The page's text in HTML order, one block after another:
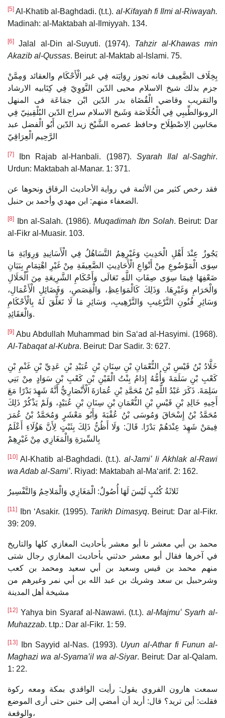
[5] Al-Khatib al-Baghdadi. (t.t.). al-Kifayah fi Ilmi al-Riwayah.
Madinah: al-Maktabah al-Ilmiyyah. 134.
[6] Jalal al-Din al-Suyuti. (1974). Tahzir al-Khawas min
Akazib al-Qussas. Beirut: al-Maktab al-Islami. 75.
بِخِلَاف الضَّعِيف فانه تجوز رِوَايَته فِي غير الْأَحْكَام والعقائد وَمِمَّنْ
جزم بذلك شيخ الاسلام محيى الدّين النَّوَوِيّ فِي كِتَابيه الارشاد
والتقريب وقاضي الْقُضَاة بدر الدّين ابْن جمَاعَة فى المنهل
الروىوَالطِّيبِي فِي الْخُلَاصَة وَشَيخ الاسلام سراج الدّين البُلْقِينِيّ فِي
محَاسِن الِاصْطِلَاح وحافظ عصره الشَّيْخ زيد الدّين أَبُو الْفضل عبد
الرَّحِيم الْعِرَاقِيّ
[7] Ibn Rajab al-Hanbali. (1987). Syarah Ilal al-Saghir.
Urdun: Maktabah al-Manar. 1: 371.
فقد رخص كثير من الأئمة في رواية الأحاديث الرقاق ونحوها عن
الضعفاء منهم: ابن مهدي وأحمد بن حنبل.
[8] Ibn al-Salah. (1986). Muqadimah Ibn Solah. Beirut: Dar
al-Fikr al-Muasir. 103.
يَجُوزُ عِنْدَ أَهْلِ الْحَدِيثِ وَغَيْرِهِمُ التَّسَاهُلُ فِي الْأَسَانِيدِ وَرِوَايَةِ مَا
سِوَى الْمَوْضُوعِ مِنْ أَنْوَاعِ الْأَحَادِيثِ الضَّعِيفَةِ مِنْ غَيْرِ اهْتِمَامٍ بِبَيَانِ
ضَعْفِهَا فِيمَا سِوَى صِفَاتِ اللَّهِ تَعَالَى وَأَحْكَامِ الشَّرِيعَةِ مِنَ الْحَلَالِ
وَالْحَرَامِ وَغَيْرِهَا. وَذَلِكَ كَالْمَوَاعِظِ، وَالْقِصَصِ، وَفَضَائِلِ الْأَعْمَالِ،
وَسَائِرِ فُنُونِ التَّرْغِيبِ وَالتَّرْهِيبِ، وَسَائِرِ مَا لَا تَعَلُّقَ لَهُ بِالْأَحْكَامِ
وَالْعَقَائِدِ.
[9] Abu Abdullah Muhammad bin Saʻad al-Hasyimi. (1968).
Al-Tabaqat al-Kubra. Beirut: Dar Sadir. 3: 627.
خَلَّادُ بْنُ قَيْسِ بْنِ النُّعْمَانِ بْنِ سِنَانِ بْنِ عُبَيْدِ بْنِ عَدِيِّ بْنِ غَنْمِ بْنِ
كَعْبِ بْنِ سَلَمَةَ وَأُمُّهُ إِدَامُ بِنْتُ الْقَيْنِ بْنِ كَعْبِ بْنِ سَوَادٍ مِنْ بَنِي
سَلِمَةَ. ذَكَرَ عَبْدُ اللَّهِ بْنُ مُحَمَّدِ بْنِ عُمَارَةَ الْأَنْصَارِيُّ أَنَّهُ شَهِدَ بَدْرًا مَعَ
أَخِيهِ خَالِدِ بْنِ قَيْسِ بْنِ النُّعْمَانِ بْنِ سِنَانِ بْنِ عُبَيْدٍ، وَلَمْ يَذْكُرْ ذَلِكَ
مُحَمَّدُ بْنُ إِسْحَاقَ وَمُوسَى بْنُ عُقْبَةَ وَأَبُو مَعْشَرٍ وَمُحَمَّدُ بْنُ عُمَرَ
فِيمَنْ شَهِدَ عِنْدَهُمْ بَدْرًا. قَالَ: وَلَا أَظُنُّ ذَلِكَ بِثَبْتٍ لِأَنَّ هَؤُلَاءِ أَعْلَمُ
بِالسِّيرَةِ وَالْمَغَازِي مِنْ غَيْرِهِمْ
[10] Al-Khatib al-Baghdadi. (t.t.). al-Jamiʻ li Akhlak al-Rawi
wa Adab al-Samiʻ. Riyad: Maktabah al-Maʻarif. 2: 162.
ثَلاثَةُ كُتُبٍ لَيْسَ لَهَا أُصُولٌ: الْمَغَازِي وَالْمَلاحِمُ وَالتَّفْسِيرُ
[11] Ibn ‘Asakir. (1995). Tarikh Dimasyq. Beirut: Dar al-Fikr.
39: 209.
محمد بن أبي معشر نا أبو معشر بأحاديث المغازي كلها والتاريخ
في آخرها فقال أبو معشر حدثني بأحاديث المغازي رجال شتى
منهم محمد بن قيس وسعيد بن أبي سعيد ومحمد بن كعب
وشرحبيل بن سعد وشريك بن عبد الله بن أبي نمر وغيرهم من
مشيخة أهل المدينة
[12] Yahya bin Syaraf al-Nawawi. (t.t.). al-Majmuʻ Syarh al-
Muhazzab. t.tp.: Dar al-Fikr. 1: 59.
[13] Ibn Sayyid al-Nas. (1993). Uyun al-Athar fi Funun al-
Maghazi wa al-Syama’il wa al-Siyar. Beirut: Dar al-Qalam.
1: 22.
سمعت هارون الفروي يقول: رأيت الواقدي بمكة ومعه ركوة
فقلت: أين تريد؟ قال: أريد أن أمضي إلى حنين حتى أرى الموضع
والوقعة،